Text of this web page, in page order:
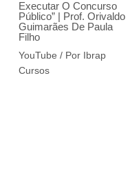
Executar O Concurso
Público” | Prof. Orivaldo
Guimarães De Paula
Filho
YouTube / Por Ibrap
Cursos